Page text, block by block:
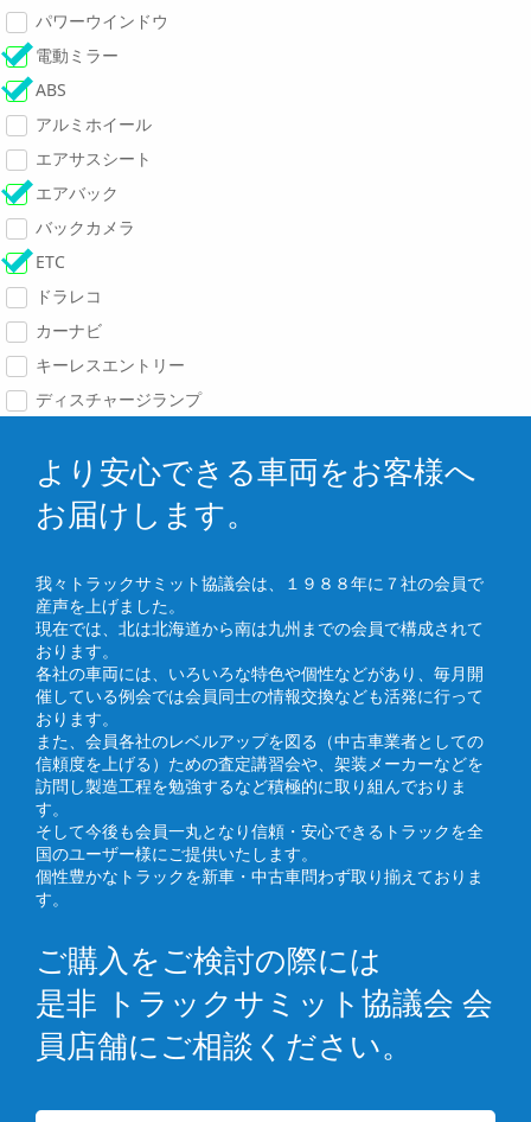
パワーウインドウ
電動ミラー
ABS
アルミホイール
エアサスシート
エアバック
バックカメラ
ETC
ドラレコ
カーナビ
キーレスエントリー
ディスチャージランプ
より安心できる車両をお客様へ
お届けします。
我々トラックサミット協議会は、１９８８年に７社の会員で
産声を上げました。
現在では、北は北海道から南は九州までの会員で構成されて
おります。
各社の車両には、いろいろな特色や個性などがあり、毎月開
催している例会では会員同士の情報交換なども活発に行って
おります。
また、会員各社のレベルアップを図る（中古車業者としての
信頼度を上げる）ための査定講習会や、架装メーカーなどを
訪問し製造工程を勉強するなど積極的に取り組んでおりま
す。
そして今後も会員一丸となり信頼・安心できるトラックを全
国のユーザー様にご提供いたします。
個性豊かなトラックを新車・中古車問わず取り揃えておりま
す。
ご購入をご検討の際には
是非 トラックサミット協議会 会
員店舗にご相談ください。